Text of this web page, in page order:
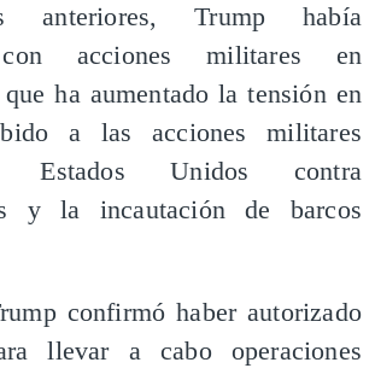
anteriores, Trump había
con acciones militares en
ha aumentado la tensión en
a las acciones militares
Estados Unidos contra
y la incautación de barcos
confirmó haber autorizado
llevar a cabo operaciones